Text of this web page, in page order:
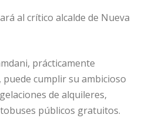
al crítico alcalde de Nueva
prácticamente
cumplir su ambicioso
de alquileres,
públicos gratuitos.